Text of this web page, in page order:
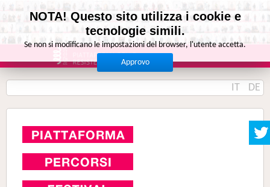
IT DE
NOTA! Questo sito utilizza i cookie e
tecnologie simili.
Se non si modificano le impostazioni del browser, l'utente accetta.
Approvo